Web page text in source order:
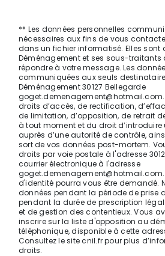
** Les données personnelles
nécessaires aux fins de vous
dans un fichier informatisé. Elles sont
Déménagement et ses sous-traitants
répondre à votre message. Les
communiquées aux seuls
Déménagement 30127 Bellegarde
droits d’accès, de rectification,
de limitation, d’opposition, de retrait
à tout moment et du droit
auprès d’une autorité de contrôle,
sort de vos données post-mortem.
droits par voie postale à l'adresse
courrier électronique à l'adresse
d'identité pourra vous être demandé.
données pendant la période de prise
pendant la durée de prescription
et de gestion des contentieux. Vous
inscrire sur la liste d'opposition au
téléphonique, disponible à cette
Consultez le site cnil.fr pour plus
droits.